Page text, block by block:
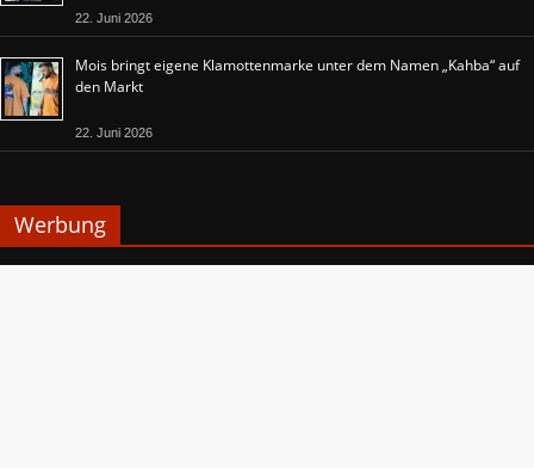
22. Juni 2026
Mois bringt eigene Klamottenmarke unter dem Namen „Kahba“ auf
den Markt
22. Juni 2026
Werbung